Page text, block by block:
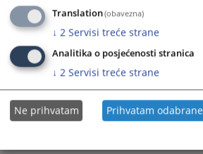
Translation(obavezna)
↓ 2 Servisi treće strane
Analitika o posjećenosti stranica
↓ 2 Servisi treće strane
Ne prihvatam Prihvatam odabrane